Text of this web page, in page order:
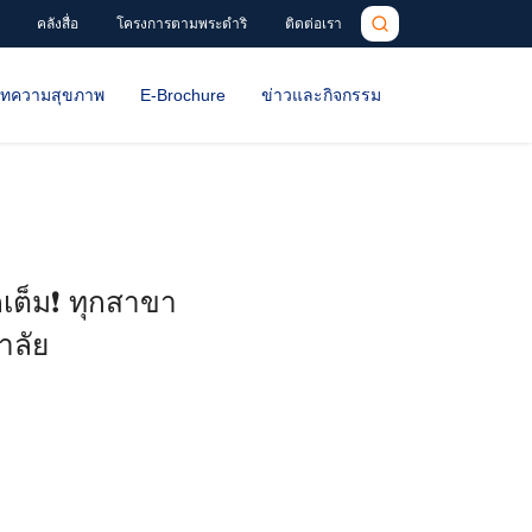
คลังสื่อ โครงการตามพระดำริ ติดต่อเรา
ความสุขภาพ E-Brochure ข่าวและกิจกรรม
ม❗️ ทุกสาขา
ลัย